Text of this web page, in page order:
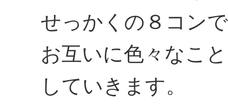
せっかくの８コン
お互いに色々なこ
していきます。